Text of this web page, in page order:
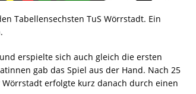
Tabellensechsten TuS Wörrstadt. Ein
erspielte sich auch gleich die ersten
gab das Spiel aus der Hand. Nach 25
erfolgte kurz danach durch einen